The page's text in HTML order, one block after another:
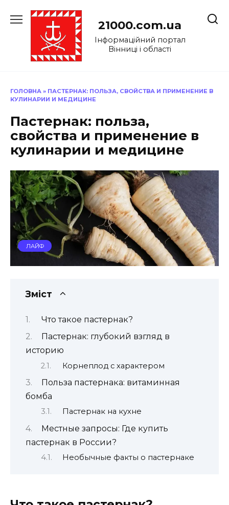
до
21000.com.ua
Інформаційний портал
Вінниці і області
ГОЛОВНА » ПАСТЕРНАК: ПОЛЬЗА, СВОЙСТВА И ПРИМЕНЕНИЕ В
КУЛИНАРИИ И МЕДИЦИНЕ
Пастернак: польза,
свойства и применение в
кулинарии и медицине
ЛАЙФ
Зміст
Что такое пастернак?
Пастернак: глубокий взгляд в
историю
Корнеплод с характером
Польза пастернака: витаминная
бомба
Пастернак на кухне
Местные запросы: Где купить
пастернак в России?
Необычные факты о пастернаке